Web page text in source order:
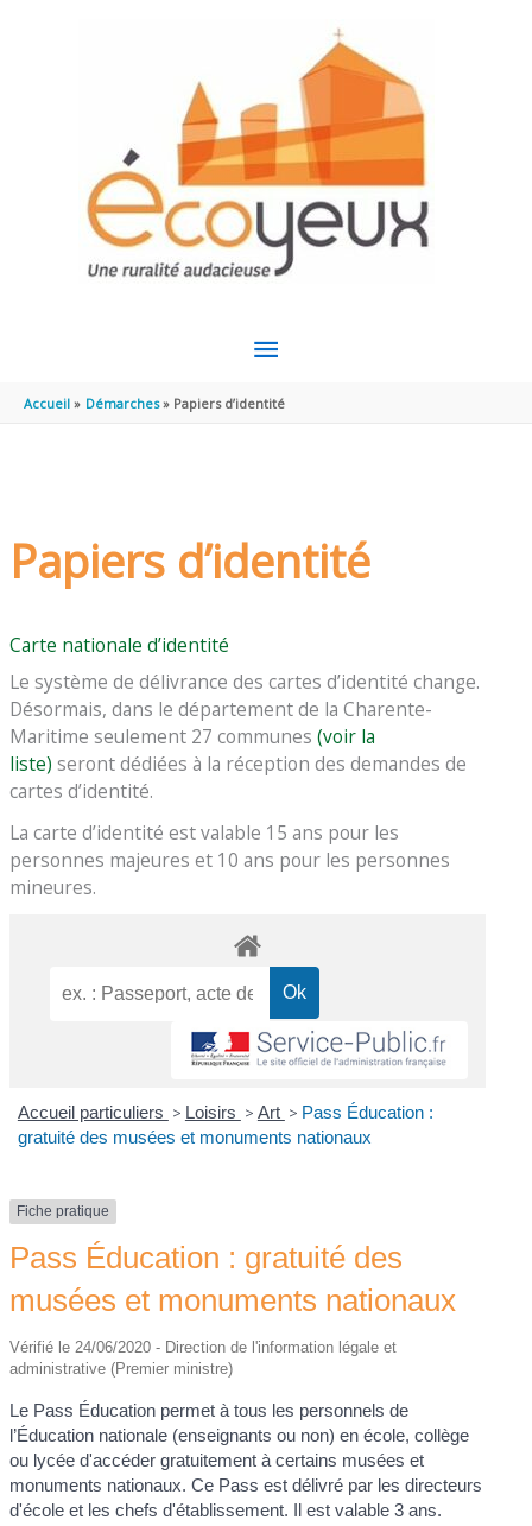
MENU
PRINCIPAL
Accueil Démarches Papiers d’identité
Papiers d’identité
Carte nationale d’identité
Le système de délivrance des cartes d’identité change.
Désormais, dans le département de la Charente-
Maritime seulement 27 communes(voir la
liste) seront dédiées à la réception des demandes de
cartes d’identité.
La carte d’identité est valable 15 ans pour les
personnes majeures et 10 ans pour les personnes
mineures.
Accueil particuliers > Loisirs > Art > Pass Éducation :
gratuité des musées et monuments nationaux
Fiche pratique
Pass Éducation : gratuité des
musées et monuments nationaux
Vérifié le 24/06/2020 - Direction de l'information légale et
administrative (Premier ministre)
Le Pass Éducation permet à tous les personnels de
l’Éducation nationale (enseignants ou non) en école, collège
ou lycée d'accéder gratuitement à certains musées et
monuments nationaux. Ce Pass est délivré par les directeurs
d'école et les chefs d'établissement. Il est valable 3 ans.